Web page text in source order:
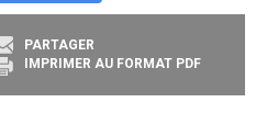
PARTAGER
IMPRIMER AU FORMAT PDF